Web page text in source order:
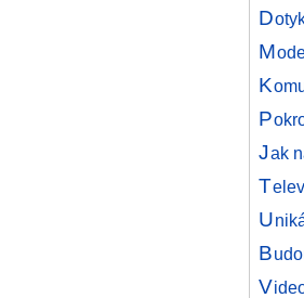
D
M
K
P
Jak
T
U
B
V